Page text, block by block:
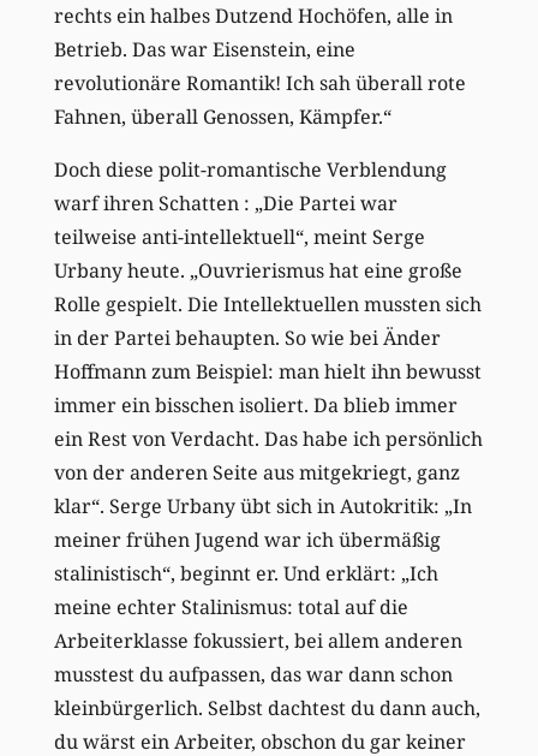
rechts ein halbes Dutzend Hochöfen, alle in
Betrieb. Das war Eisenstein, eine
revolutionäre Romantik! Ich sah überall rote
Fahnen, überall Genossen, Kämpfer.“
Doch diese polit-romantische Verblendung
warf ihren Schatten : „Die Partei war
teilweise anti-intellektuell“, meint Serge
Urbany heute. „Ouvrierismus hat eine große
Rolle gespielt. Die Intellektuellen mussten sich
in der Partei behaupten. So wie bei Änder
Hoffmann zum Beispiel: man hielt ihn bewusst
immer ein bisschen isoliert. Da blieb immer
ein Rest von Verdacht. Das habe ich persönlich
von der anderen Seite aus mitgekriegt, ganz
klar“. Serge Urbany übt sich in Autokritik: „In
meiner frühen Jugend war ich übermäßig
stalinistisch“, beginnt er. Und erklärt: „Ich
meine echter Stalinismus: total auf die
Arbeiterklasse fokussiert, bei allem anderen
musstest du aufpassen, das war dann schon
kleinbürgerlich. Selbst dachtest du dann auch,
du wärst ein Arbeiter, obschon du gar keiner